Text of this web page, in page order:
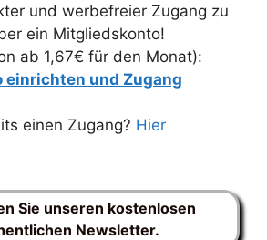
und werbefreier Zugang zu
ein Mitgliedskonto!
ab 1,67€ für den Monat):
und Zugang
einen Zugang? Hier
Sie unseren kostenlosen
Newsletter.